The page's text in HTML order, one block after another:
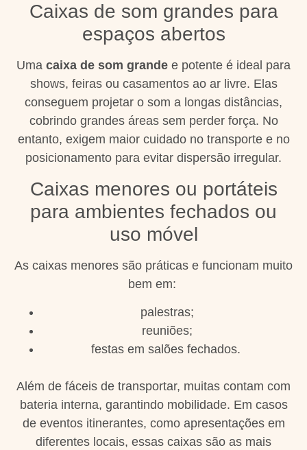
Caixas de som grandes para
espaços abertos
Uma caixa de som grande e potente é ideal para
shows, feiras ou casamentos ao ar livre. Elas
conseguem projetar o som a longas distâncias,
cobrindo grandes áreas sem perder força. No
entanto, exigem maior cuidado no transporte e no
posicionamento para evitar dispersão irregular.
Caixas menores ou portáteis
para ambientes fechados ou
uso móvel
As caixas menores são práticas e funcionam muito
bem em:
palestras;
reuniões;
festas em salões fechados.
Além de fáceis de transportar, muitas contam com
bateria interna, garantindo mobilidade. Em casos
de eventos itinerantes, como apresentações em
diferentes locais, essas caixas são as mais